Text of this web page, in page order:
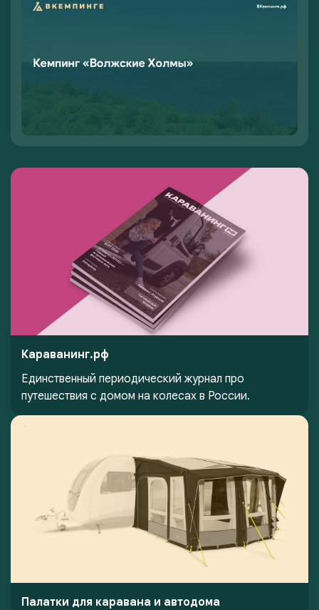
Караванинг.рф
Единственный периодический журнал про
путешествия с домом на колесах в России.
Палатки для каравана и автодома